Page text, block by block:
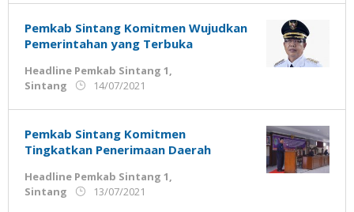
Ujung
Jemari
Pemkab Sintang Komitmen Wujudkan
Pemerintahan yang Terbuka
Headline Pemkab Sintang 1,
Sintang
14/07/2021
Ujung
Jemari
Pemkab Sintang Komitmen
Tingkatkan Penerimaan Daerah
Headline Pemkab Sintang 1,
Sintang
13/07/2021